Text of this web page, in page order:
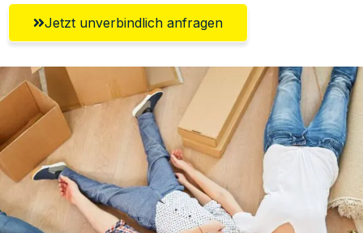
Jetzt unverbindlich anfragen